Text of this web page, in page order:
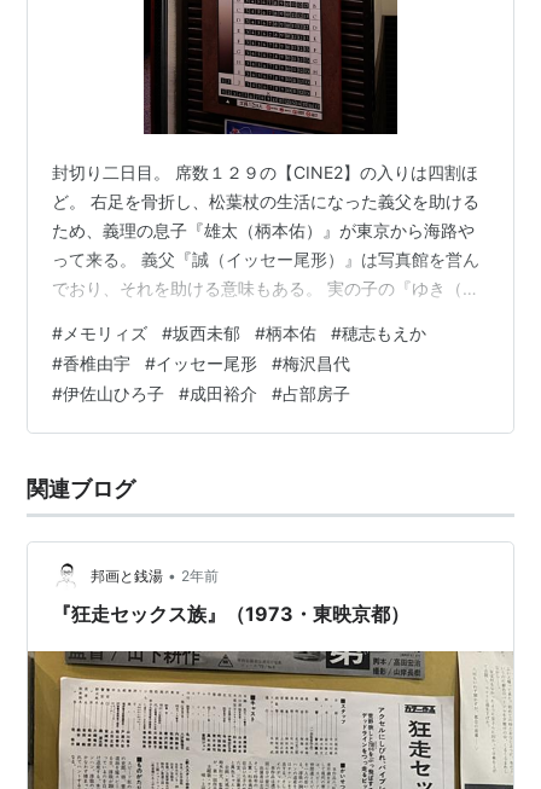
封切り二日目。 席数１２９の【CINE2】の入りは四割ほ
ど。 右足を骨折し、松葉杖の生活になった義父を助ける
ため、義理の息子『雄太（柄本佑）』が東京から海路や
って来る。 義父『誠（イッセー尾形）』は写真館を営ん
でおり、それを助ける意味もある。 実の子の『ゆき（穂
向けの観光ガイド）と娘の幼稚園があったから。 物語り
は大分県竹田での義父と息子の日々、東京での妻と娘の
生活を静かに描く。 とりたてて事件が起きるわけではな
い。 田舎での暮らしはおおむね平板。時折舞い込む撮影
主な仕事。 朝は借りている宿から…
# メモリィズ #坂⻄未郁 #柄本佑 #穂志もえか
#香椎由宇 #イッセー尾形 #梅沢昌代
#伊佐山ひろ子 #成田裕介 #占部房子
関連ブログ
邦画と銭湯 • 2年前
『狂走セックス族』（1973・東映京都）